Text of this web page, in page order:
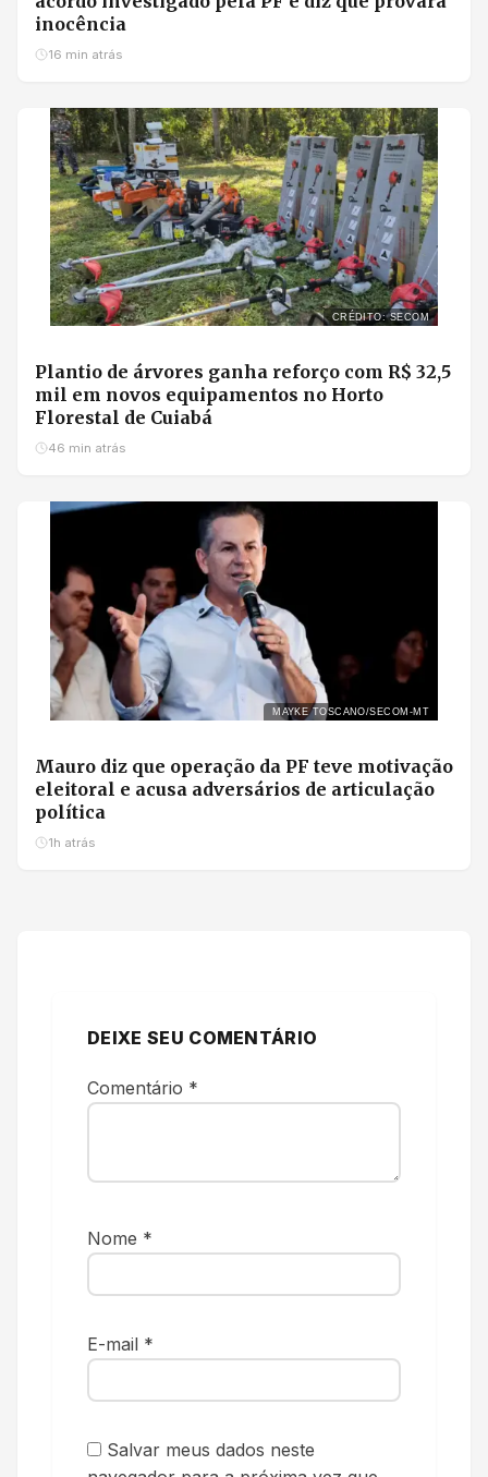
inocência
16 min atrás
CRÉDITO: SECOM
Plantio de árvores ganha reforço com R$ 32,5
mil em novos equipamentos no Horto
Florestal de Cuiabá
46 min atrás
MAYKE TOSCANO/SECOM-MT
Mauro diz que operação da PF teve motivação
eleitoral e acusa adversários de articulação
política
1h atrás
DEIXE SEU COMENTÁRIO
Comentário *
Nome *
E-mail *
Salvar meus dados neste